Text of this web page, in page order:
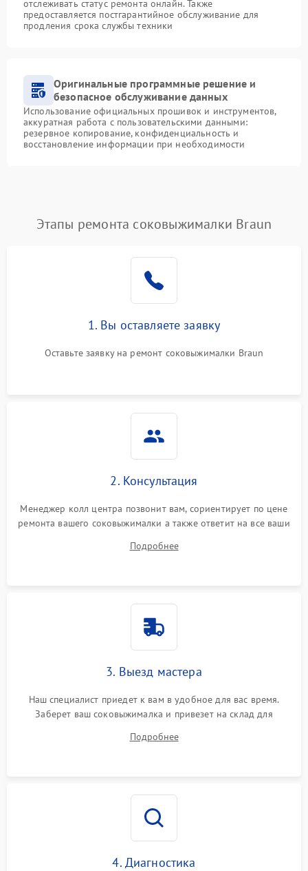
отслеживать статус ремонта онлайн. Также
предоставляется постгарантийное обслуживание для
продления срока службы техники
Оригинальные программные решение и
безопасное обслуживание данных
Использование официальных прошивок и инструментов,
аккуратная работа с пользовательскими данными:
резервное копирование, конфиденциальность и
восстановление информации при необходимости
Этапы ремонта соковыжималки Braun
1. Вы оставляете заявку
Оставьте заявку на ремонт соковыжималки Braun
2. Консультация
Менеджер колл центра позвонит вам, сориентирует по цене
ремонта вашего соковыжималки а также ответит на все ваши
Подробнее
3. Выезд мастера
Наш специалист приедет к вам в удобное для вас время.
Заберет ваш соковыжималка и привезет на склад для
Подробнее
4. Диагностика